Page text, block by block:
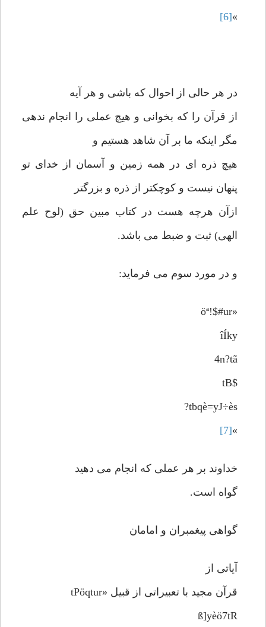
»
[6]
در هر حالی از احوال که باشی و هر آیه
از قرآن را که بخوانی و هیچ عملی را انجام ندهی
مگر اینکه ما بر آن شاهد هستیم و
هیچ ذره ای در همه زمین و آسمان از خدای تو
پنهان نیست و کوچکتر از ذره و بزرگتر
ازآن هرچه هست در کتاب مبین حق (لوح علم
الهی) ثبت و ضبط می باشد.
و در مورد سوم می فرماید:
«öª!$#ur
îÍky­
4n?tã
$tB
tbqè=yJ÷ès?
»
[7]
خداوند بر هر عملی که انجام می دهید
گواه است.
گواهی پیغمبران و امامان
آیاتی از
قرآن مجید با تعبیراتی از قبیل «tPöqtur
ß]yèö7tR